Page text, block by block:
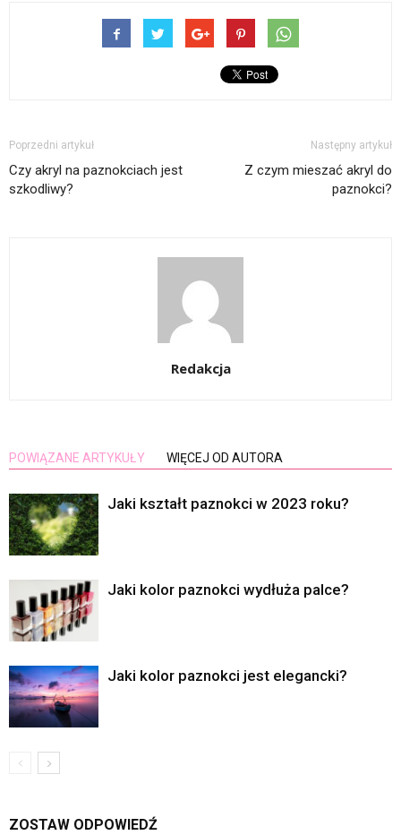
Poprzedni artykuł
Czy akryl na paznokciach jest
szkodliwy?
Następny artykuł
Z czym mieszać akryl do
paznokci?
Redakcja
POWIĄZANE ARTYKUŁY WIĘCEJ OD AUTORA
Jaki kształt paznokci w 2023 roku?
Jaki kolor paznokci wydłuża palce?
Jaki kolor paznokci jest elegancki?
ZOSTAW ODPOWIEDŹ